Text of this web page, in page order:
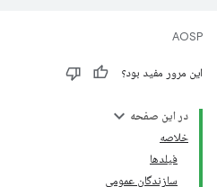
AOSP
این مرور مفید بود؟
در این صفحه
خلاصه
فیلدها
سازندگان عمومی